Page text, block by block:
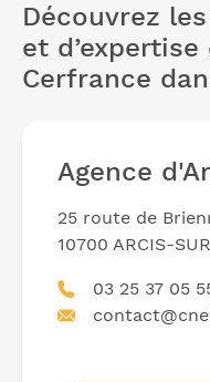
Découvrez
et
Cerfrance
Agence
25 route de
10700 ARCIS-
03 25 37 05